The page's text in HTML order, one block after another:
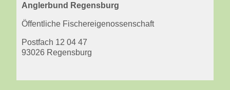
Anglerbund Regensburg
Öffentliche Fischereigenossenschaft
Postfach 12 04 47
93026 Regensburg